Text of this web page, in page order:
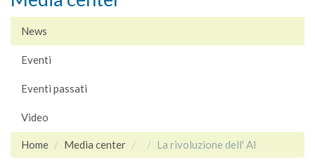
News
Eventi
Eventi passati
Video
Home Media center La rivoluzione dell' AI